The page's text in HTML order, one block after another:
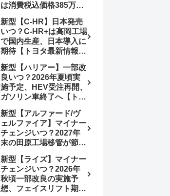
は消費税込価格385万円
19.1km/L、納期4～5か
月】ナビUI・冬用タイ
ヤ・ウィルダネス日本発
売は？カーオブザイヤー
とJNCAP大賞受賞後も
残る注意点
新型【C-HR】日本発売
いつ？C-HR+は高岡工場
で国内生産、日本導入に
期待【トヨタ最新情報】
売、2代目HEV・PHEV
は日本未導入
新型【ハリアー】一部改
良いつ？2026年夏頃実
施予定、HEV受注再開、
ガソリン車終了へ【トヨ
チェンジ2027年以降予
想
新型【アルファード/ヴ
ェルファイア】マイナー
チェンジいつ？2027年
末の田原工場移管が節目
のフェイスリフト予想
【トヨタ最新情報】
2026年6月一部改良済
み、消費税込価格559万
新型【ライズ】マイナー
チェンジいつ？2026年
秋頃一部改良の実施予
想、フェイスリフト期